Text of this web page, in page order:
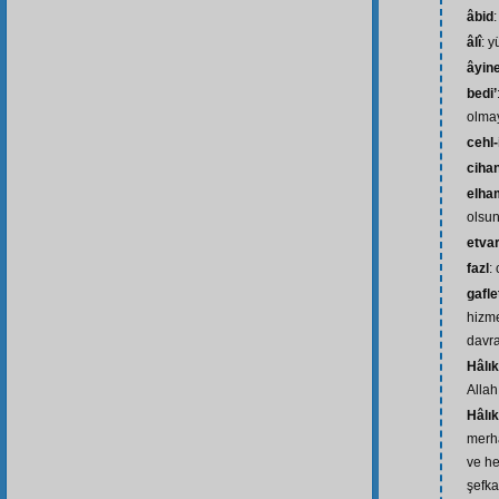
âbid
âlî:
bedi’
olsun
etvar
fazl :
Hâlık
Allah
ve